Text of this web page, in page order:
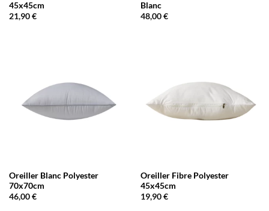
45x45cm
21,90€
Blanc
48,00€
Oreiller Blanc Polyester
70x70cm
46,00€
Oreiller Fibre Polyester
45x45cm
19,90€